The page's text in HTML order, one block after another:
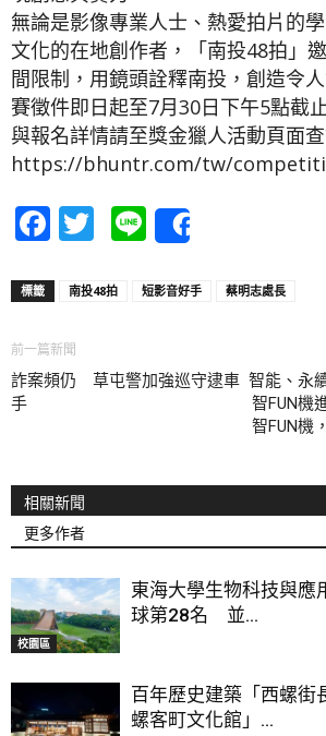
無論是影像專業人士、熱愛拍片的
文化的在地創作者，「南投48拍」
間限制，用鏡頭詮釋南投，創造令
賽徵件即日起至7月30日下午5點截
與報名詳情請至獎金獵人活動頁面
https://bhuntr.com/tw/
Facebook
Twitter
Line
標籤 南投48拍 短影音好手 蔡明志處長
前一篇新聞
詐案頻仍 草屯警加強巡守逮車
手
智能、永
智FUN機
智FUN機
相關新聞
更多作者
校園區
東海大學生物科技與應
球第28名 並...
百年歷史建築「西螺街
螺客町文化館」...